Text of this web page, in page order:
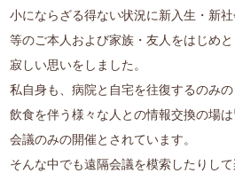
小にならざる得ない状況に新入生・新
等のご本人および家族・友人をはじめ
寂しい思いをしました。
私自身も、病院と自宅を往復するのみの
飲食を伴う様々な人との情報交換の場
会議のみの開催とされています。
そんな中でも遠隔会議を模索したりし